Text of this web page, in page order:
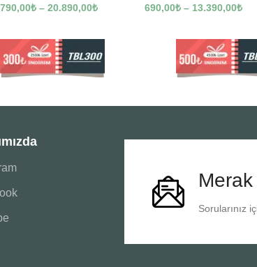
790,00₺ – 20.890,00₺
690,00₺ – 13.390,00₺
Sorularınız